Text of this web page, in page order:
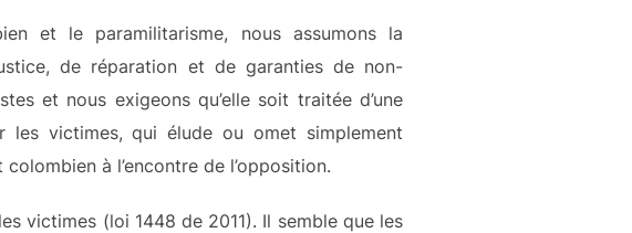
et le paramilitarisme, nous assumons la
de réparation et de garanties de non-
et nous exigeons qu’elle soit traitée d’une
victimes, qui élude ou omet simplement
à l’encontre de l’opposition.
victimes (loi 1448 de 2011). Il semble que les